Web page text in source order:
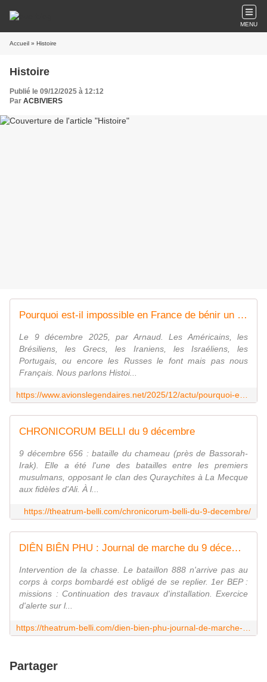
MENU
Accueil » Histoire
Histoire
Publié le 09/12/2025 à 12:12
Par ACBIVIERS
Pourquoi est-il impossible en France de bénir un avion militaire ? - avionslegendaires.net
Le 9 décembre 2025, par Arnaud. Les Américains, les
Brésiliens, les Grecs, les Iraniens, les Israéliens, les
Portugais, ou encore les Russes le font mais pas nous
Français. Nous parlons Histoi...
CHRONICORUM BELLI du 9 décembre
9 décembre 656 : bataille du chameau (près de Bassorah-
Irak). Elle a été l'une des batailles entre les premiers
musulmans, opposant le clan des Quraychites à La Mecque
aux fidèles d'Ali. À l...
https://theatrum-belli.com/chronicorum-belli-du-9-decembre/
DIÊN BIÊN PHU : Journal de marche du 9 décembre 1953
Intervention de la chasse. Le bataillon 888 n'arrive pas au
corps à corps bombardé est obligé de se replier. 1er BEP :
missions : Continuation des travaux d'installation. Exercice
d'alerte sur l...
Partager